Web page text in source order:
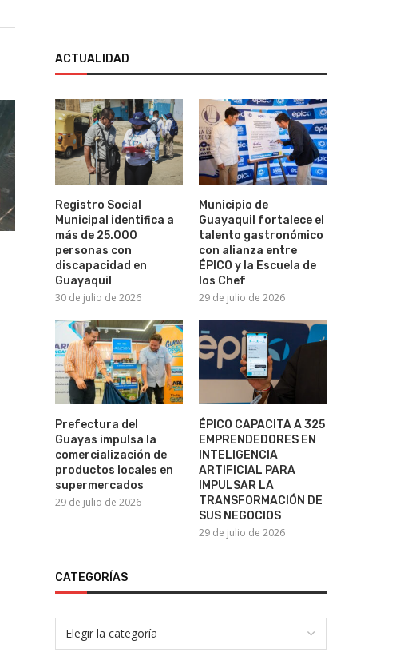
Erika Vélez y Víctor Aráuz
confirman su relación...
30 de julio de 2026
“La Odisea” bate récord
y superaría...
ACTUALIDAD
Registro Social
Municipal identifica a
más de 25.000
personas con
discapacidad en
Guayaquil
30 de julio de 2026
Municipio de
Guayaquil fortalece el
talento gastronómico
con alianza entre
ÉPICO y la Escuela de
los Chef
29 de julio de 2026
Prefectura del
Guayas impulsa la
comercialización de
productos locales en
supermercados
29 de julio de 2026
ÉPICO CAPACITA A 325
EMPRENDEDORES EN
INTELIGENCIA
ARTIFICIAL PARA
IMPULSAR LA
TRANSFORMACIÓN DE
SUS NEGOCIOS
29 de julio de 2026
CATEGORÍAS